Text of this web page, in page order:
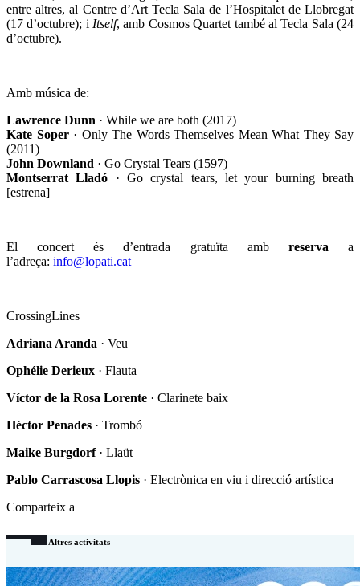
entre altres, al Centre d’Art Tecla Sala de l’Hospitalet de Llobregat
(17 d’octubre); i Itself, amb Cosmos Quartet també al Tecla Sala (24
d’octubre).
Amb música de:
Lawrence Dunn · While we are both (2017)
Kate Soper· Only The Words Themselves Mean What They Say
(2011)
John Downland · Go Crystal Tears (1597)
Montserrat Lladó · Go crystal tears, let your burning breath
[estrena]
El concert és d’entrada gratuïta amb reservaa
l’adreça: info@lopati.cat
CrossingLines
Adriana Aranda · Veu
Ophélie Derieux · Flauta
Víctor de la Rosa Lorente · Clarinete baix
Héctor Penades · Trombó
Maike Burgdorf · Llaüt
Pablo Carrascosa Llopis · Electrònica en viu i direcció artística
Comparteix a
Altres activitats